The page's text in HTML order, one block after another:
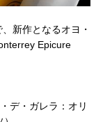
新作となるオヨ・
Epicure
デ・ガレラ：オリ